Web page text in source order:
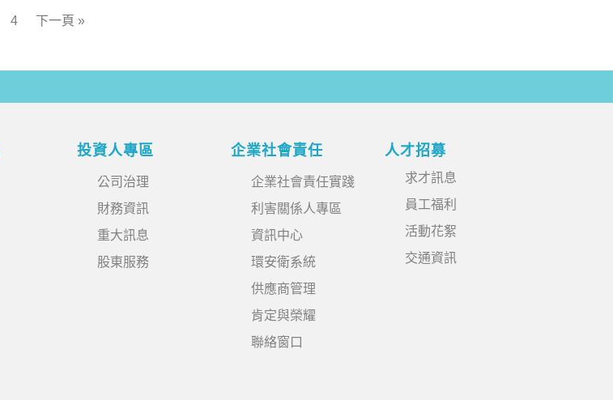
4 下一頁 »
投資人專區
公司治理
財務資訊
重大訊息
股東服務
企業社會責任
企業社會責任實踐
利害關係人專區
資訊中心
環安衛系統
供應商管理
肯定與榮耀
聯絡窗口
人才招募
求才訊息
員工福利
活動花絮
交通資訊